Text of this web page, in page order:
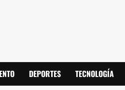
DEPORTES TECNOLOGÍA